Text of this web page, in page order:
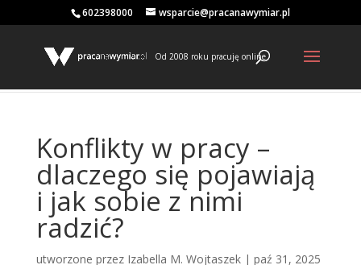
602398000 wsparcie@pracanawymiar.pl
Od 2008 roku pracuję online
Konflikty w pracy –
dlaczego się pojawiają
i jak sobie z nimi
radzić?
utworzone przez Izabella M. Wojtaszek| paź 31, 2025